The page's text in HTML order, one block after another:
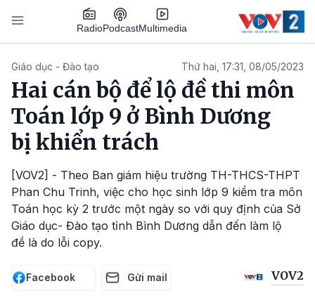
Nhảy đến nội dung
RadioPodcastMultimedia
Giáo dục - Đào tạo Thứ hai, 17:31, 08/05/2023
Hai cán bộ để lộ đề thi môn
Toán lớp 9 ở Bình Dương
bị khiển trách
[VOV2] - Theo Ban giám hiệu trường TH-THCS-THPT
Phan Chu Trinh, việc cho học sinh lớp 9 kiểm tra môn
Toán học kỳ 2 trước một ngày so với quy định của Sở
Giáo dục- Đào tạo tỉnh Bình Dương dẫn đến làm lộ
đề là do lỗi copy.
Facebook Gửi mail VOV2